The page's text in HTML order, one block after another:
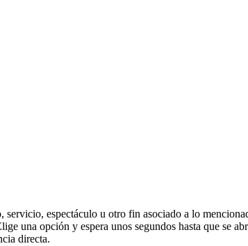
espectáculo u otro fin asociado a lo
una opción y espera unos segundos hasta que se
directa.